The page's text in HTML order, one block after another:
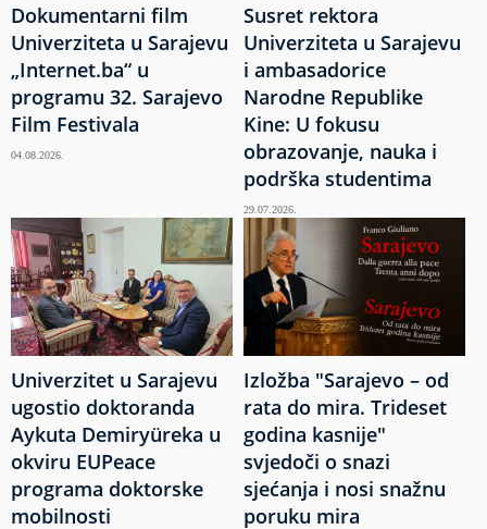
Dokumentarni film
Univerziteta u Sarajevu
„Internet.ba“ u
programu 32. Sarajevo
Film Festivala
04.08.2026.
Susret rektora
Univerziteta u Sarajevu
i ambasadorice
Narodne Republike
Kine: U fokusu
obrazovanje, nauka i
podrška studentima
29.07.2026.
Univerzitet u Sarajevu
ugostio doktoranda
Aykuta Demiryüreka u
okviru EUPeace
programa doktorske
mobilnosti
Izložba "Sarajevo – od
rata do mira. Trideset
godina kasnije"
svjedoči o snazi
sjećanja i nosi snažnu
poruku mira